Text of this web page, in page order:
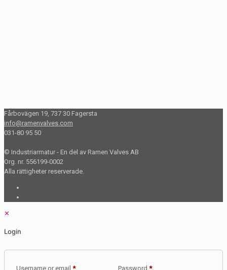
Fårbovägen 19, 737 30 Fagersta
info@ramenvalves.com
031-80 95 50
© Industriarmatur - En del av Ramen Valves AB
Org. nr. 556199-0002
Alla rättigheter reserverade.
✕
Login
Username or email *Required Password *Required